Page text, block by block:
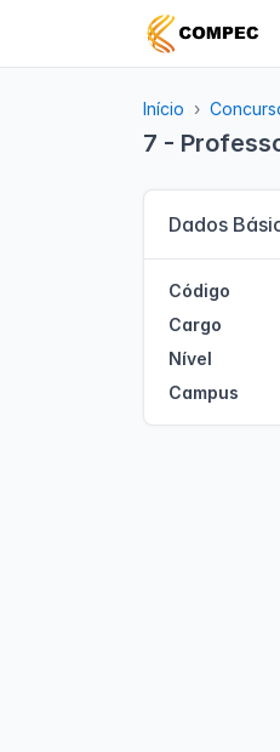
Início
7 -
Dados
Código
Cargo
Nível
Campus